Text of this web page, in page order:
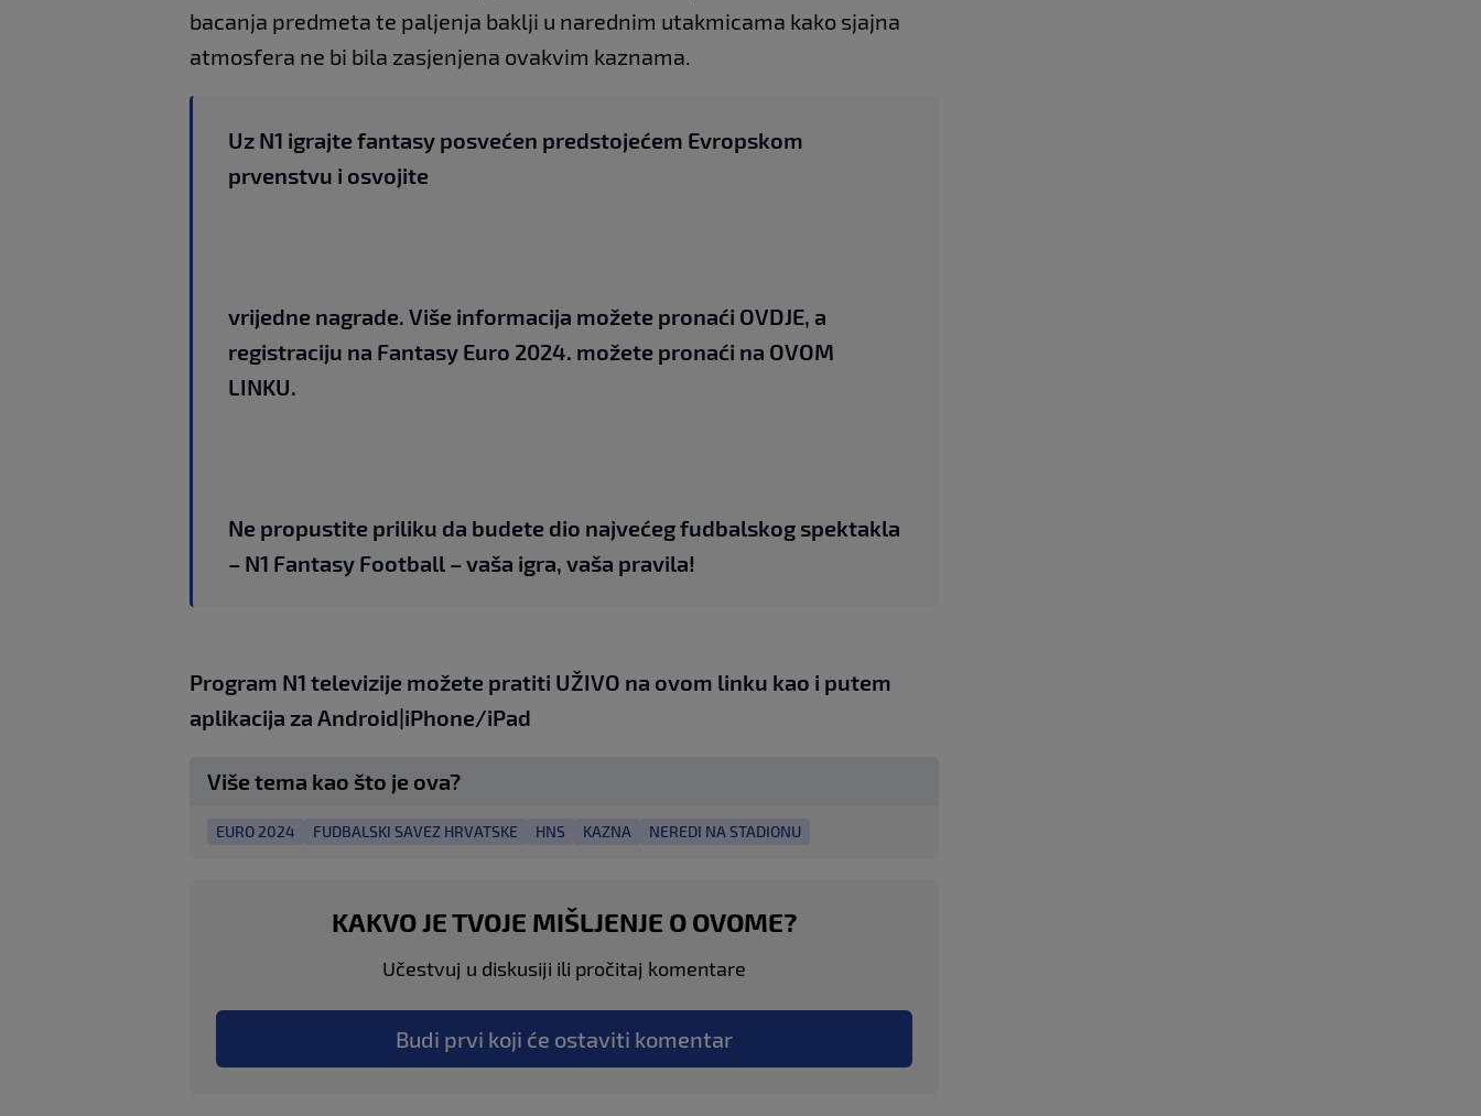
bacanja predmeta te paljenja baklji u narednim utakmicama kako sjajna
atmosfera ne bi bila zasjenjena ovakvim kaznama.
Uz N1 igrajte fantasy posvećen predstojećem Evropskom
prvenstvu i osvojite
vrijedne nagrade. Više informacija možete pronaći OVDJE, a
registraciju na Fantasy Euro 2024. možete pronaći na OVOM
LINKU.
Ne propustite priliku da budete dio najvećeg fudbalskog spektakla
– N1 Fantasy Football – vaša igra, vaša pravila!
Program N1 televizije možete pratiti UŽIVO na ovom linku kao i putem
aplikacija za Android|iPhone/iPad
Više tema kao što je ova?
EURO 2024 FUDBALSKI SAVEZ HRVATSKE HNS KAZNA NEREDI NA STADIONU
KAKVO JE TVOJE MIŠLJENJE O OVOME?
Učestvuj u diskusiji ili pročitaj komentare
Budi prvi koji će ostaviti komentar